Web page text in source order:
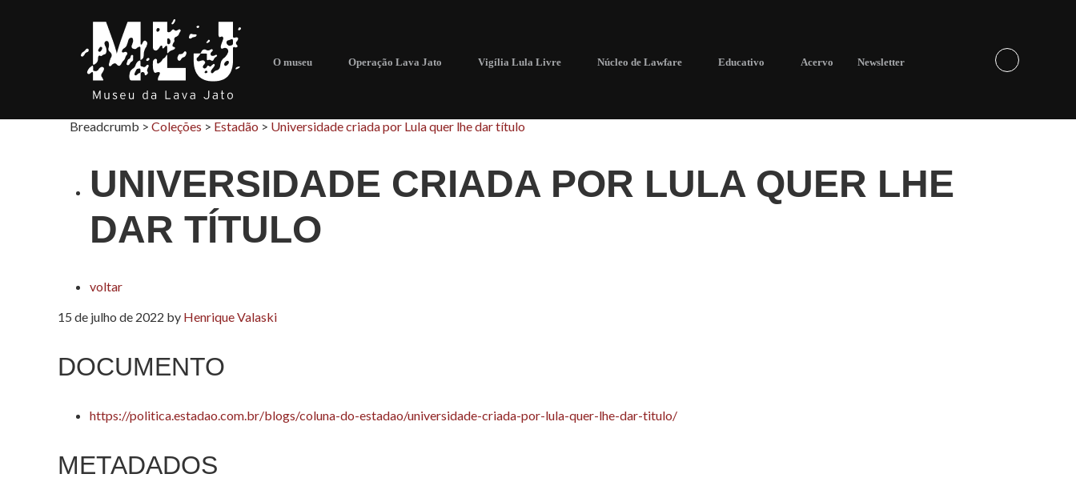
O museu Operação Lava Jato Vigília Lula Livre Núcleo de Lawfare Educativo Acervo Newsletter
Breadcrumb > Coleções > Estadão > Universidade criada por Lula quer lhe dar título
UNIVERSIDADE CRIADA POR LULA QUER LHE
DAR TÍTULO
voltar
15 de julho de 2022 by Henrique Valaski
DOCUMENTO
https://politica.estadao.com.br/blogs/coluna-do-estadao/universidade-criada-por-lula-quer-lhe-dar-titulo/
METADADOS